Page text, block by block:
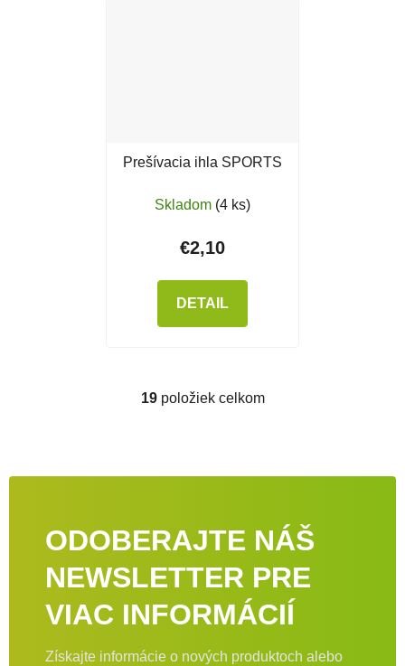
Prešívacia ihla SPORTS
Skladom (4 ks)
€2,10
DETAIL
Ovládacie prvky výpisu
19položiek celkom
ODOBERAJTE NÁŠ
NEWSLETTER PRE
VIAC INFORMÁCIÍ
Získajte informácie o nových produktoch alebo